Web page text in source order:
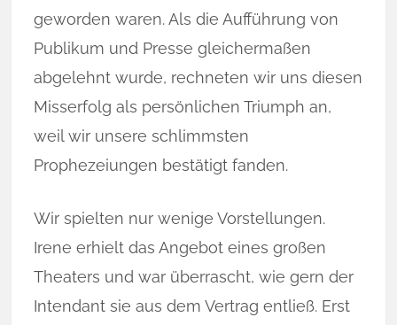
geworden waren. Als die Aufführung von
Pub­likum und Presse gleichermaßen
abgelehnt wur­de, rech­net­en wir uns diesen
Misserfolg als persönlichen Triumph an,
weil wir unsere schlim­msten
Prophezeiungen bestä­tigt fanden.
Wir spielten nur wenige Vorstellungen.
Irene erhielt das Angebot eines großen
Theaters und war überrascht, wie gern der
Intendant sie aus dem Vertrag entließ. Erst